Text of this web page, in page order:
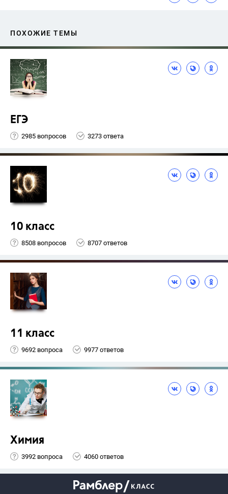
ПОХОЖИЕ ТЕМЫ
ЕГЭ
2985 вопросов 3273 ответа
10 класс
8508 вопросов 8707 ответов
11 класс
9692 вопроса 9977 ответов
Химия
3992 вопроса 4060 ответов